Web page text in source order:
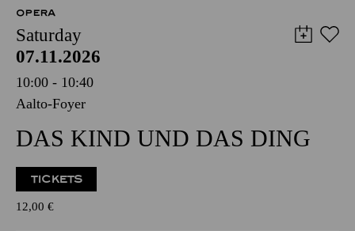
OPERA
Saturday
07.11.2026
10:00 - 10:40
Aalto-Foyer
DAS KIND UND DAS DING
TICKETS
12,00 €